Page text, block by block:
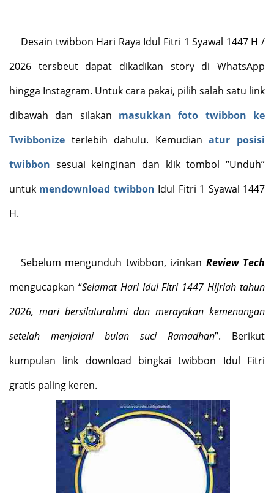
Desain twibbon Hari Raya Idul Fitri 1 Syawal 1447 H /
2026 tersbeut dapat dikadikan story di WhatsApp
hingga Instagram. Untuk cara pakai, pilih salah satu link
dibawah dan silakan masukkan foto twibbon ke
Twibbonize terlebih dahulu. Kemudianatur posisi
twibbon sesuai keinginan dan klik tombol “Unduh”
untuk mendownload twibbon Idul Fitri 1 Syawal 1447
H.
Sebelum mengunduh twibbon, izinkan Review Tech
mengucapkan “Selamat Hari Idul Fitri 1447 Hijriah tahun
2026, mari bersilaturahmi dan merayakan kemenangan
setelah menjalani bulan suci Ramadhan”. Berikut
kumpulan link download bingkai twibbon Idul Fitri
gratis paling keren.